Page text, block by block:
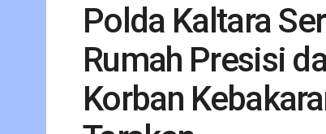
Polda Kaltara
Rumah Presisi
Korban